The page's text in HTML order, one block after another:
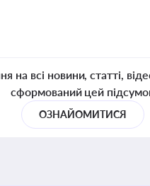
на всі новини, статті,
сформований цей
ОЗНАЙОМИТИСЯ